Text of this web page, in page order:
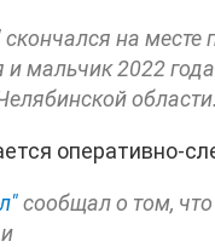
на
мальчик 2022
области.
оперативно-
сообщал о том,